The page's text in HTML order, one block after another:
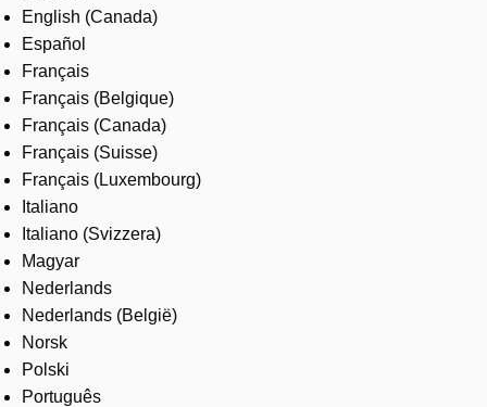
English (Canada)
Español
Français
Français (Belgique)
Français (Canada)
Français (Suisse)
Français (Luxembourg)
Italiano
Italiano (Svizzera)
Magyar
Nederlands
Nederlands (België)
Norsk
Polski
Português